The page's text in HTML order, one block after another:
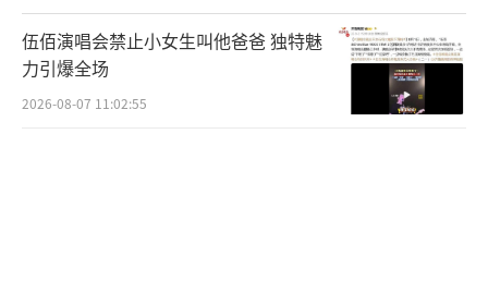
伍佰演唱会禁止小女生叫他爸爸 独特魅
力引爆全场
2026-08-07 11:02:55